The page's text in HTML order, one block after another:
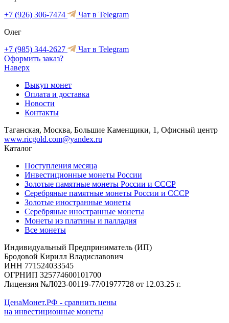
+7 (926) 306-7474
Чат в Telegram
Олег
+7 (985) 344-2627
Чат в Telegram
Оформить заказ?
Наверх
Выкуп монет
Оплата и доставка
Новости
Контакты
Таганская, Москва, Большие Каменщики, 1, Офисный центр
www.ricgold.com@yandex.ru
Каталог
Поступления месяца
Инвестиционные монеты России
Золотые памятные монеты России и СССР
Серебряные памятные монеты России и СССР
Золотые иностранные монеты
Серебряные иностранные монеты
Монеты из платины и палладия
Все монеты
Индивидуальный Предприниматель (ИП)
Бродовой Кирилл Владиславович
ИНН 771524033545
ОГРНИП 325774600101700
Лицензия №Л023-00119-77/01977728 от 12.03.25 г.
ЦенаМонет.РФ - сравнить цены
на инвестиционные монеты